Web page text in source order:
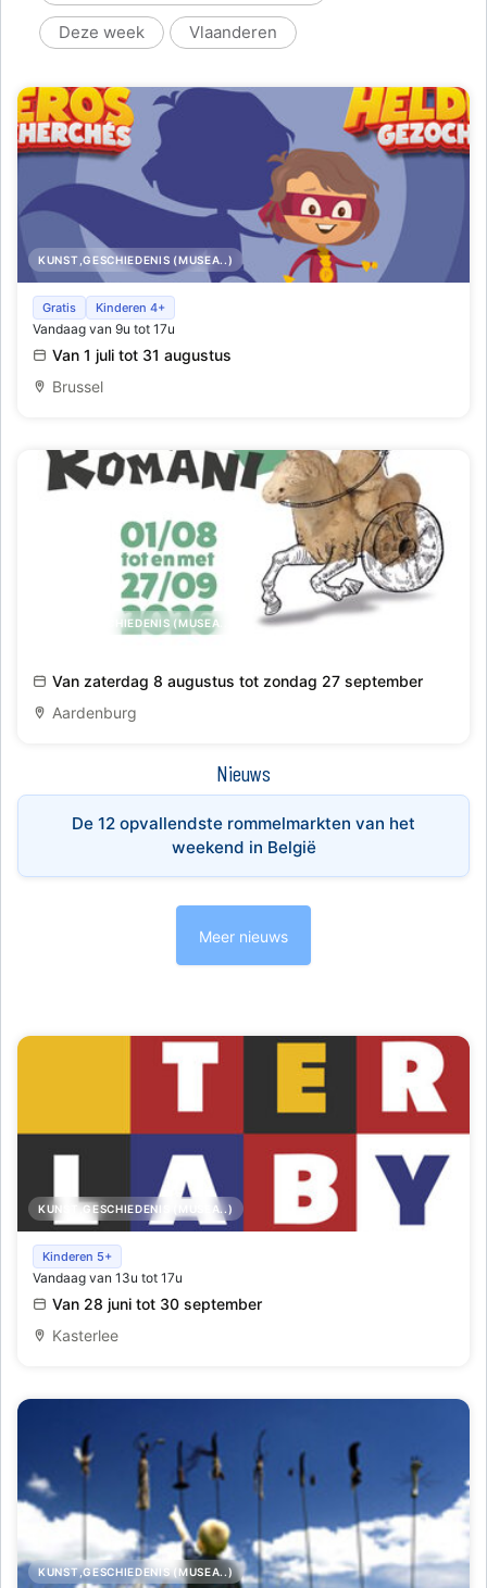
Deze week Vlaanderen
KUNST,GESCHIEDENIS (MUSEA..)
Superhelden gezocht
Gratis Kinderen 4+
Vandaag van 9u tot 17u
Van 1 juli tot 31 augustus
Brussel
KUNST,GESCHIEDENIS (MUSEA..)
Rondreizende tentoonstelling Ludi Romani (G)een
Kinderspel
Van zaterdag 8 augustus tot zondag 27 september
Aardenburg
Nieuws
De 12 opvallendste rommelmarkten van het
weekend in België
Meer nieuws
KUNST,GESCHIEDENIS (MUSEA..)
Kunstdomein Kasterlee - geniet van kunst en natuur
Kinderen 5+
Vandaag van 13u tot 17u
Van 28 juni tot 30 september
Kasterlee
KUNST,GESCHIEDENIS (MUSEA..)